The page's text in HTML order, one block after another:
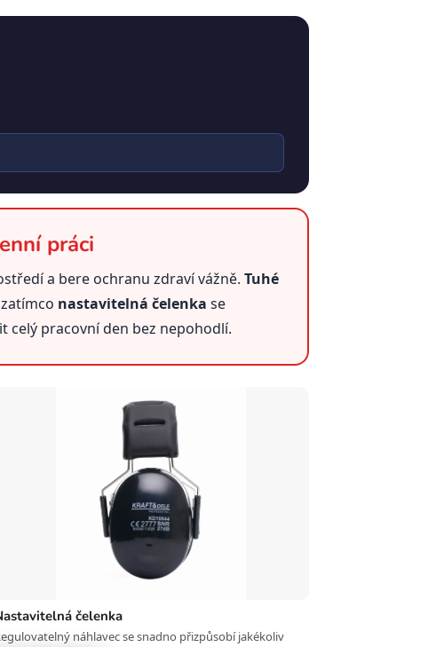
práci
a bere ochranu zdraví vážně. Tuhé
nastavitelná čelenka se
celý pracovní den bez nepohodlí.
čelenka
náhlavec se snadno přizpůsobí jakékoliv